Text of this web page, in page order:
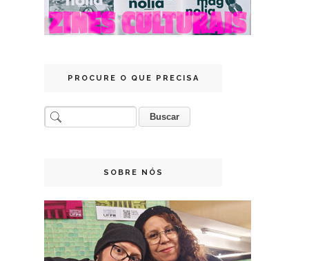
PROCURE O QUE PRECISA
SOBRE NÓS